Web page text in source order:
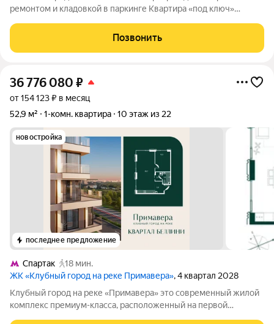
ремонтом и кладовкой в паркинге Квартира «под ключ»
дизайнерский ремонт с использованием премиальных
материалов и мебели. Всё продумано до
Позвонить
36 776 080 ₽
от 154 123 ₽ в месяц
52,9 м²
1-комн. квартира 10 этаж из 22
новостройка
последнее предложение
Спартак
18 мин.
ЖК «Клубный город на реке Примавера», 4 квартал 2028
Клубный город на реке «Примавера» это современный жилой
комплекс премиум-класса, расположенный на первой